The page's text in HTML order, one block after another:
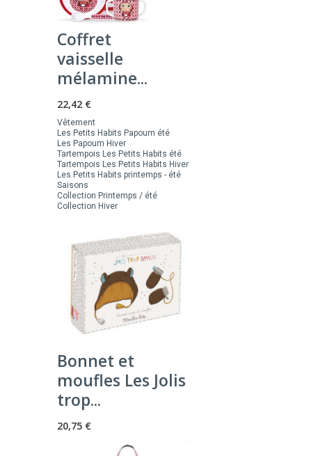
Coffret
vaisselle
mélamine...
22,42 €
Vêtement
Les Petits Habits Papoum été
Les Papoum Hiver
Tartempois Les Petits Habits été
Tartempois Les Petits Habits Hiver
Les Petits Habits printemps - été
Saisons
Collection Printemps / été
Collection Hiver
Bonnet et
moufles Les Jolis
trop...
20,75 €